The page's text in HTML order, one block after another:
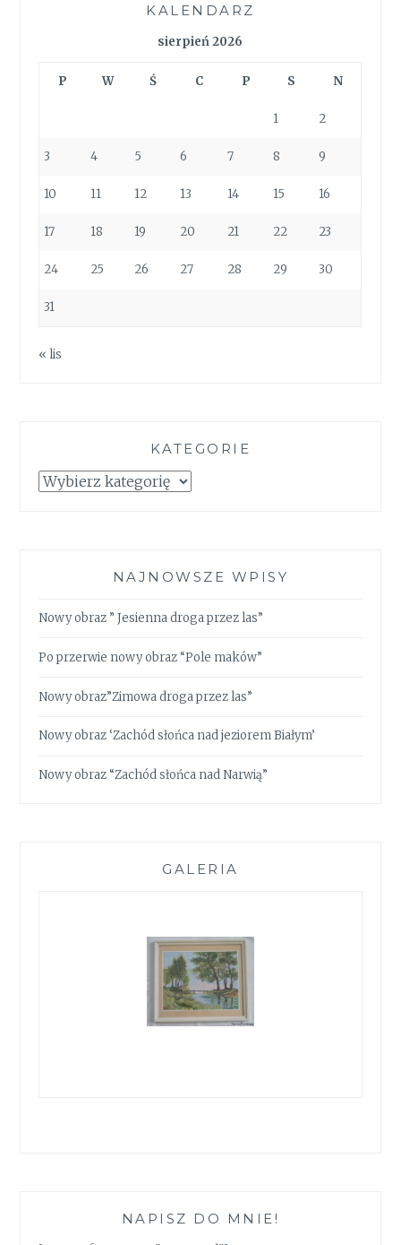
KALENDARZ
sierpień 2026
P W Ś C P S N
1 2
3 4 5 6 7 8 9
10 11 12 13 14 15 16
17 18 19 20 21 22 23
24 25 26 27 28 29 30
31
« lis
KATEGORIE
Kategorie
NAJNOWSZE WPISY
Nowy obraz ” Jesienna droga przez las”
Po przerwie nowy obraz “Pole maków”
Nowy obraz”Zimowa droga przez las”
Nowy obraz ‘Zachód słońca nad jeziorem Białym’
Nowy obraz “Zachód słońca nad Narwią”
GALERIA
NAPISZ DO MNIE!